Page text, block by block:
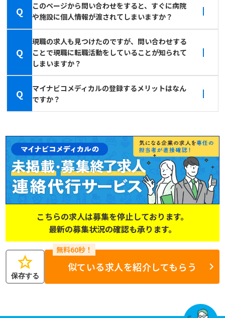
Q
このページから問い合わせをすると、すぐに病院
や施設に個人情報が渡されてしまいますか？
Q
現職の求人も見つけたのですが、問い合わせする
ことで現職に転職活動をしていることが知られて
しまいますか？
Q
マイナビコメディカルの登録するメリットはなん
ですか？
こちらの求人は募集を停止しております。
最新の募集状況の確認も承ります。
star
保存する
似ている求人を紹介してもらう